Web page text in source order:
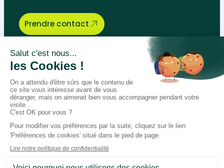
Prendre contact
Bégénat
Niveau d’enseignement
Actualités
Politique de retour
Paiement 100% sécurisé
Suivez-nous sur les réseaux